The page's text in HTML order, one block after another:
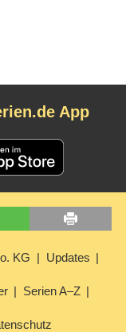
App
KG Updates
Serien A–Z